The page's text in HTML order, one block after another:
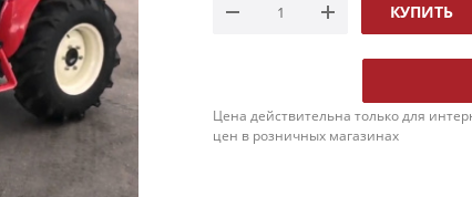
КУПИТЬ
Цена действительна только для
цен в розничных магазинах